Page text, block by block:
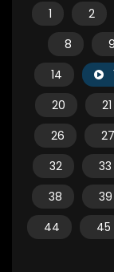
1 2
8
9
14
20
21
26
27
32
33
38
39
44
45